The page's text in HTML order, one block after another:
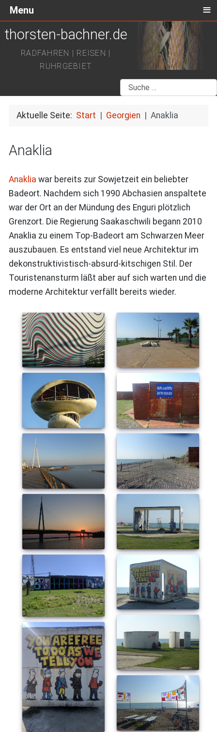
thorsten-bachner.de
RADFAHREN | REISEN |
RUHRGEBIET
Suchen
Aktuelle Seite: Start Georgien Anaklia
Anaklia
Anaklia war bereits zur Sowjetzeit ein beliebter
Badeort. Nachdem sich 1990 Abchasien anspaltete
war der Ort an der Mündung des Enguri plötzlich
Grenzort. Die Regierung Saakaschwili begann 2010
Anaklia zu einem Top-Badeort am Schwarzen Meer
auszubauen. Es entstand viel neue Architektur im
dekonstruktivistisch-absurd-kitschigen Stil. Der
Touristenansturm läßt aber auf sich warten und die
moderne Architektur verfällt bereits wieder.
Menu ≡